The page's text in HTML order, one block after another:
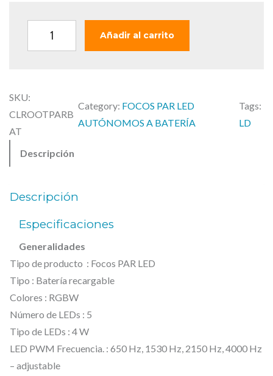
e
r
a
7
1
,
.
:
3
0
0
o
R
O
®
A
R
B
A
T
T
E
Añadir al carrito
SKU:
CLROOTPARB
AT
Category: FOCOS PAR LED
AUTÓNOMOS A BATERÍA
Tags:
LD
Descripción
Descripción
Especificaciones
Generalidades
Tipo de producto : Focos PAR LED
Tipo : Batería recargable
Colores : RGBW
Número de LEDs : 5
Tipo de LEDs : 4 W
LED PWM Frecuencia. : 650 Hz, 1530 Hz, 2150 Hz, 4000 Hz
– adjustable